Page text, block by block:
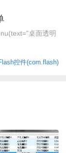
桌面透明
控件(com.flash)